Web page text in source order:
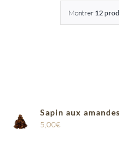
Montrer 12
Sapin aux amandes
5,00€